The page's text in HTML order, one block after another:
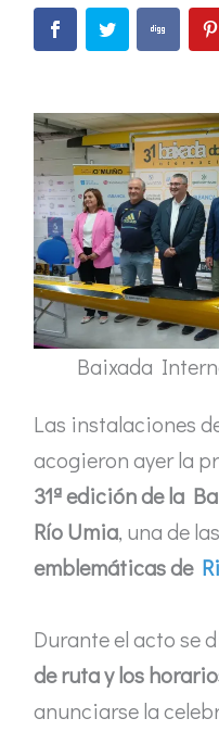
Baixada
Las instalaciones
acogieron ayer la
31ª edición de la
Río Umia, una de las
emblemáticas de
Durante el acto se
de ruta y los
anunciarse la